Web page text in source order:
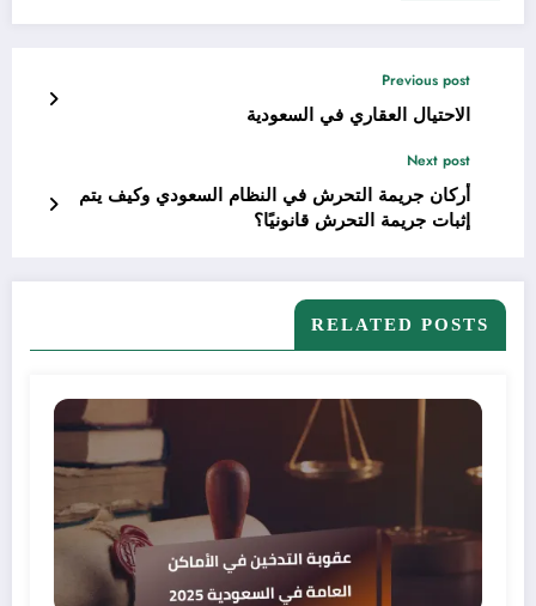
Previous post
الاحتيال العقاري في السعودية
Next post
أركان جريمة التحرش في النظام السعودي وكيف يتم
إثبات جريمة التحرش قانونيًا؟
RELATED POSTS